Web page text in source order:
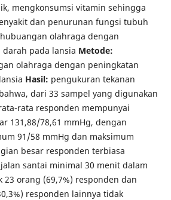
mengkonsumsi vitamin sehingga
dan penurunan fungsi tubuh
olahraga dengan
pada lansia Metode:
olahraga dengan peningkatan
Hasil: pengukuran tekanan
dari 33 sampel yang digunakan
rata responden mempunyai
131,88/78,61 mmHg, dengan
91/58 mmHg dan maksimum
besar responden terbiasa
santai minimal 30 menit dalam
23 orang (69,7%) responden dan
responden lainnya tidak